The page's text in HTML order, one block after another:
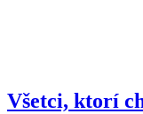
Všetci, ktorí